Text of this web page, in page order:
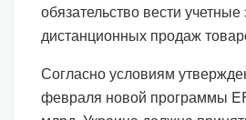
обязательство вести учетные
дистанционных продаж
Согласно условиям
февраля новой программы